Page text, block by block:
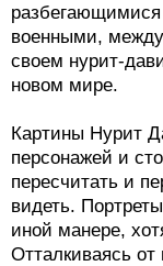
военными,
своем нурит-
новом мире.
Картины Нурит
персонажей и
пересчитать и
видеть.
иной манере,
Отталкиваясь